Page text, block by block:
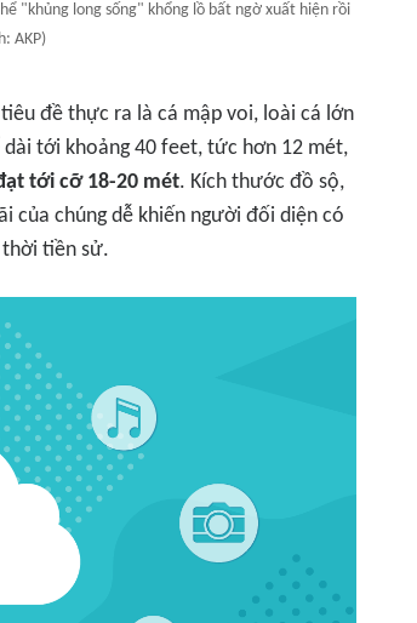
"khủng long sống" khổng lồ bất ngờ xuất hiện rồi
AKP)
đề thực ra là cá mập voi, loài cá lớn
dài tới khoảng 40 feet, tức hơn 12 mét,
tới cỡ 18-20 mét. Kích thước đồ sộ,
của chúng dễ khiến người đối diện có
tiền sử.